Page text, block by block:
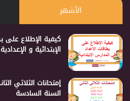
الأشهر
كيفية الإطلاع على
الإبتدائية و الإعدادية
إمتحانات الثلاثي
السنة السادسة